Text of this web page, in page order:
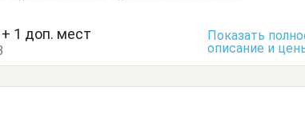
Диван-кровать
Кровать двуспальная
Тумбочки Шкаф
1 доп. мест
Показать
описание и